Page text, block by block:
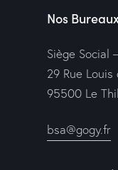
Nos Bureaux
Siège Social
29 Rue
95500 Le
bsa@gogy.fr